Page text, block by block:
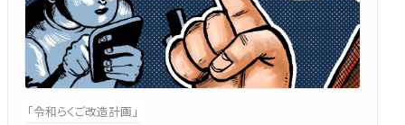
「令和らくご改造計画」